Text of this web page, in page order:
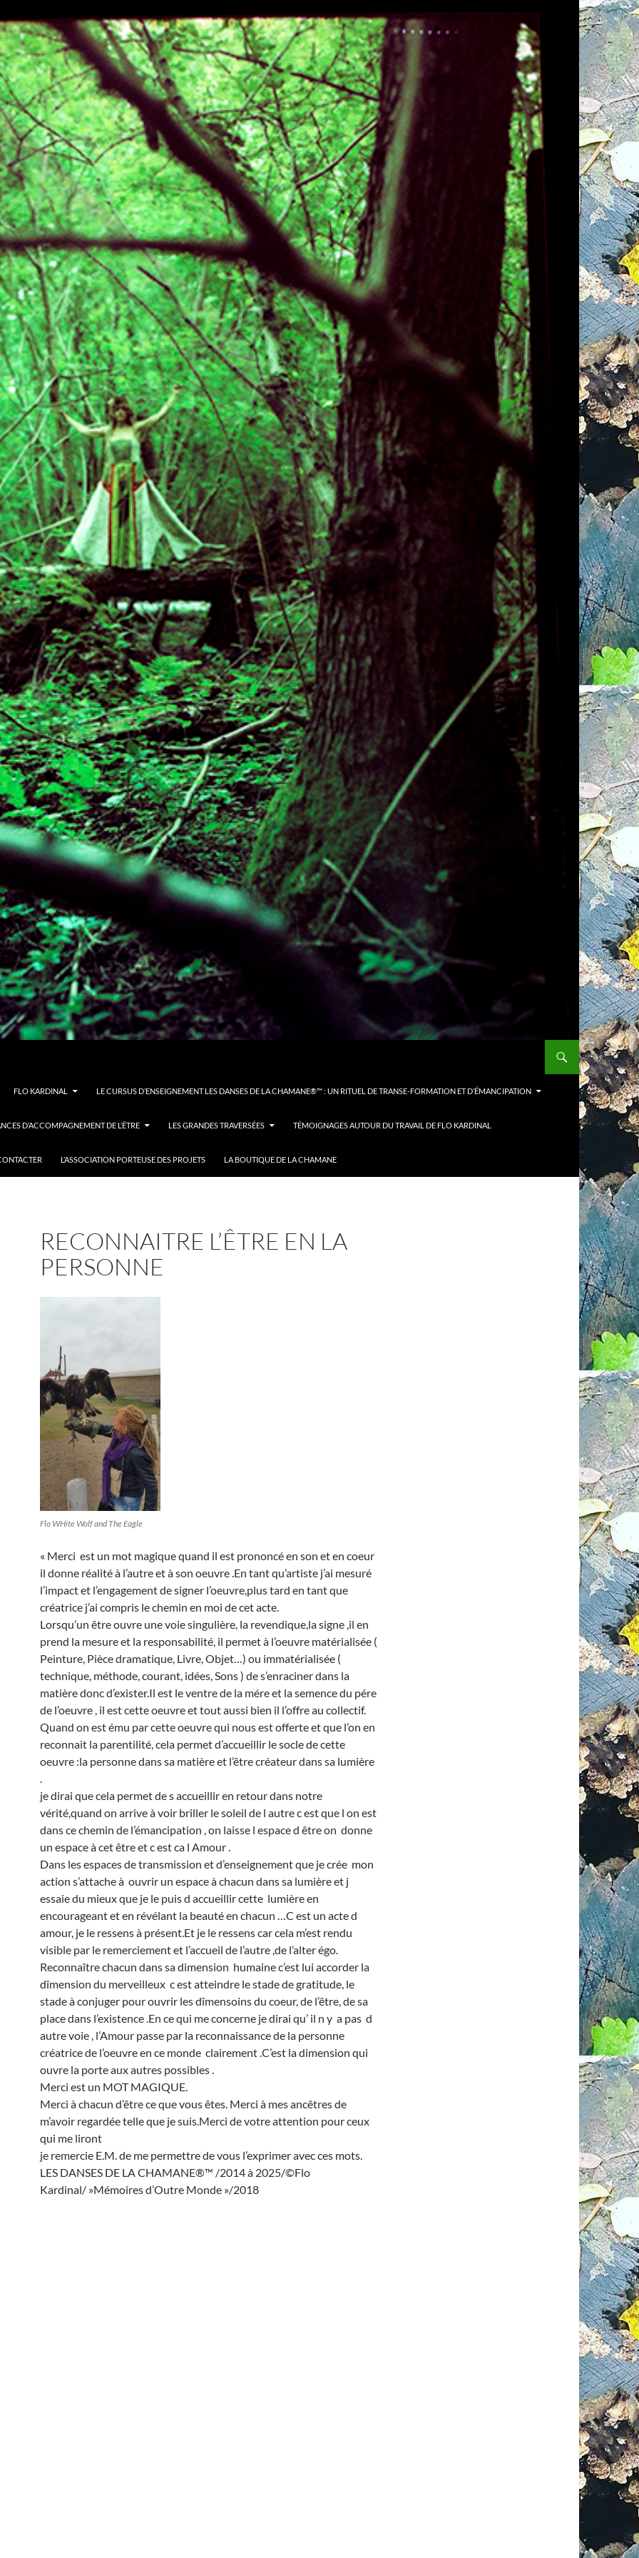
FLO KARDINAL LE CURSUS D’ENSEIGNEMENT LES DANSES DE LA CHAMANE®™ : UN RITUEL DE TRANSE-FORMATION ET D’ÉMANCIPATION
D’ACCOMPAGNEMENT DE L’ÊTRE LES GRANDES TRAVERSÉES TÉMOIGNAGES AUTOUR DU TRAVAIL DE FLO KARDINAL
L’ASSOCIATION PORTEUSE DES PROJETS LA BOUTIQUE DE LA CHAMANE
RECONNAITRE L’ÊTRE EN LA
PERSONNE
Flo WHite Wolf and The Eagle
« Merci est un mot magique quand il est prononcé en son et en coeur
il donne réalité à l’autre et à son oeuvre .En tant qu’artiste j’ai mesuré
l’impact et l’engagement de signer l’oeuvre,plus tard en tant que
créatrice j’ai compris le chemin en moi de cet acte.
Lorsqu’un être ouvre une voie singulière, la revendique,la signe ,il en
prend la mesure et la responsabilité, il permet à l’oeuvre matérialisée (
Peinture, Pièce dramatique, Livre, Objet…) ou immatérialisée (
technique, méthode, courant, idées, Sons ) de s’enraciner dans la
matière donc d’exister.Il est le ventre de la mére et la semence du pére
de l’oeuvre , il est cette oeuvre et tout aussi bien il l’offre au collectif.
Quand on est ému par cette oeuvre qui nous est offerte et que l’on en
reconnait la parentilité, cela permet d’accueillir le socle de cette
oeuvre :la personne dans sa matière et l’être créateur dans sa lumière
.
je dirai que cela permet de s accueillir en retour dans notre
vérité,quand on arrive à voir briller le soleil de l autre c est que l on est
dans ce chemin de l’émancipation , on laisse l espace d être on donne
un espace à cet être et c est ca l Amour .
Dans les espaces de transmission et d’enseignement que je crée mon
action s’attache à ouvrir un espace à chacun dans sa lumière et j
essaie du mieux que je le puis d accueillir cette lumière en
encourageant et en révélant la beauté en chacun …C est un acte d
amour, je le ressens à présent.Et je le ressens car cela m’est rendu
visible par le remerciement et l’accueil de l’autre ,de l’alter égo.
Reconnaître chacun dans sa dimension humaine c’est lui accorder la
dîmension du merveilleux c est atteindre le stade de gratitude, le
stade à conjuger pour ouvrir les dîmensoins du coeur, de l’être, de sa
place dans l’existence .En ce qui me concerne je dirai qu’ il n y a pas d
autre voie , l’Amour passe par la reconnaissance de la personne
créatrice de l’oeuvre en ce monde clairement .C’est la dimension qui
ouvre la porte aux autres possibles .
Merci est un MOT MAGIQUE.
Merci à chacun d’être ce que vous êtes. Merci à mes ancêtres de
m’avoir regardée telle que je suis.Merci de votre attention pour ceux
qui me liront
je remercie E.M. de me permettre de vous l’exprimer avec ces mots.
LES DANSES DE LA CHAMANE®™ /2014 à 2025/©Flo
Kardinal/ »Mémoires d’Outre Monde »/2018